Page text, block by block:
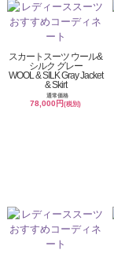
スカートスーツ ウール&
シルク グレー
WOOL & SILK Gray Jacket
& Skirt
通常価格
78,000円(税別)